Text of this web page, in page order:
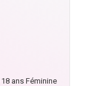
ans Féminine